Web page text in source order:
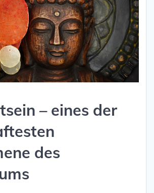
– eines der
des